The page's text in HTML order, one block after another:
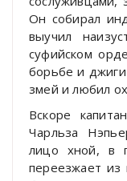
Он собирал
выучил
суфийском
борьбе и
змей и любил
Вскоре
Чарльза
лицо хной, в
переезжает из